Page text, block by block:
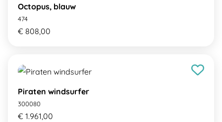
Octopus, blauw
474
€ 808,00
Piraten windsurfer
300080
€ 1.961,00